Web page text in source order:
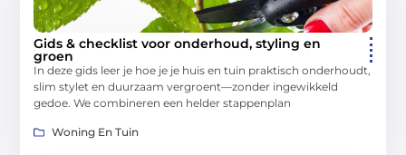
Gids & checklist voor onderhoud, styling en
groen
In deze gids leer je hoe je je huis en tuin praktisch onderhoudt,
slim stylet en duurzaam vergroent—zonder ingewikkeld
gedoe. We combineren een helder stappenplan
Woning En Tuin